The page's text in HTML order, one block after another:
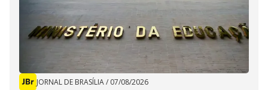
JORNAL DE BRASÍLIA/ 07/08/2026